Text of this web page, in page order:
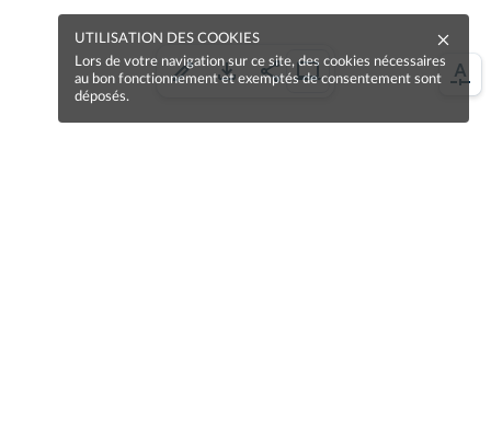
UTILISATION DES COOKIES
Lors de votre navigation sur ce site, des cookies nécessaires
au bon fonctionnement et exemptés de consentement sont
déposés.